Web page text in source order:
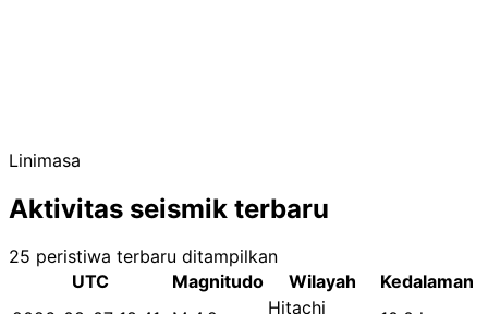
Linimasa
Aktivitas seismik terbaru
25 peristiwa terbaru ditampilkan
UTC
Magnitudo Wilayah
Kedalaman
Hitachi